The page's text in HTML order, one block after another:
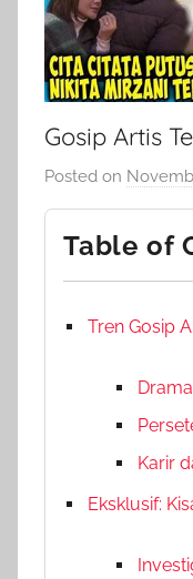
Gosip Artis
Posted on
Table of
Tren Gosip
Karir
Eksklusif: